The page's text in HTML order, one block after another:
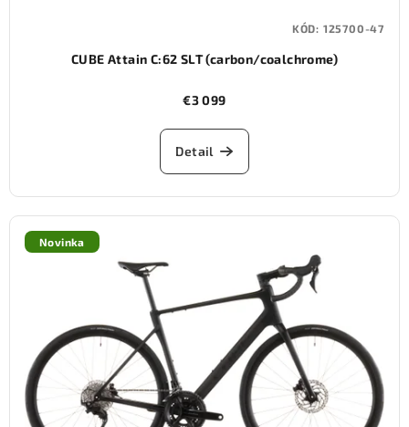
CUBE Attain C:62 SLT (carbon/coalchrome)
€3 099
Detail
KÓD: 125700-47
Novinka